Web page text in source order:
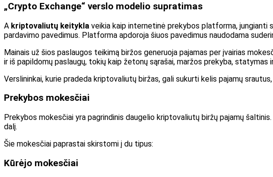
„Crypto Exchange“ verslo modelio supratimas
A kriptovaliutų keitykla veikia kaip internetinė prekybos platforma, jungianti
pardavimo pavedimus. Platforma apdoroja šiuos pavedimus naudodama
Mainais už šios paslaugos teikimą biržos generuoja pajamas per įvairias
ir iš papildomų paslaugų, tokių kaip žetonų sąrašai, maržos prekyba, statymas
Verslininkai, kurie pradeda kriptovaliutų biržas, gali sukurti kelis pajamų
Prekybos mokesčiai
Prekybos mokesčiai yra pagrindinis daugelio kriptovaliutų biržų pajamų
dalį.
Šie mokesčiai paprastai skirstomi į du tipus:
Kūrėjo mokesčiai